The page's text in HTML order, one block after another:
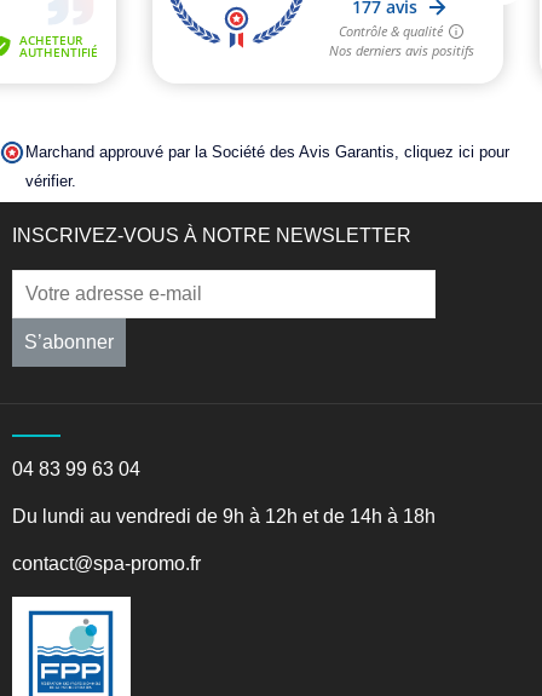
Marchand approuvé par la Société des Avis Garantis, cliquez ici pour
vérifier.
INSCRIVEZ-VOUS À NOTRE NEWSLETTER
S’abonner
04 83 99 63 04
Du lundi au vendredi de 9h à 12h et de 14h à 18h
contact@spa-promo.fr